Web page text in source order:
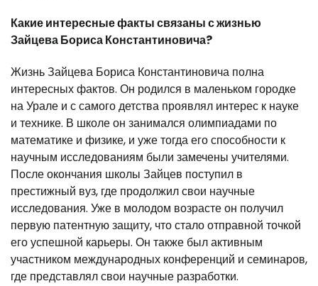
Какие интересные факты связаны с жизнью
Зайцева Бориса Константиновича?
Жизнь Зайцева Бориса Константиновича полна
интересных фактов. Он родился в маленьком городке
на Урале и с самого детства проявлял интерес к науке
и технике. В школе он занимался олимпиадами по
математике и физике, и уже тогда его способности к
научным исследованиям были замечены учителями.
После окончания школы Зайцев поступил в
престижный вуз, где продолжил свои научные
исследования. Уже в молодом возрасте он получил
первую патентную защиту, что стало отправной точкой
его успешной карьеры. Он также был активным
участником международных конференций и семинаров,
где представлял свои научные разработки.